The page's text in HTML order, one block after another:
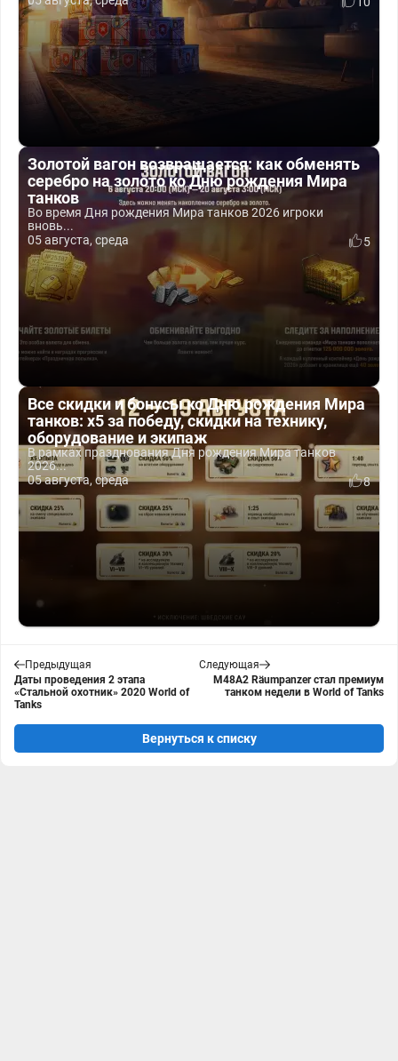
Золотой вагон возвращается: как обменять
серебро на золото ко Дню рождения Мира
танков
Во время Дня рождения Мира танков 2026 игроки
вновь...
05 августа, среда
5
Все скидки и бонусы ко Дню рождения Мира
танков: x5 за победу, скидки на технику,
оборудование и экипаж
В рамках празднования Дня рождения Мира танков
2026...
05 августа, среда
8
Предыдущая
Даты проведения 2 этапа
«Стальной охотник» 2020 World of
Tanks
Следующая
M48A2 Räumpanzer стал премиум
танком недели в World of Tanks
Вернуться к списку